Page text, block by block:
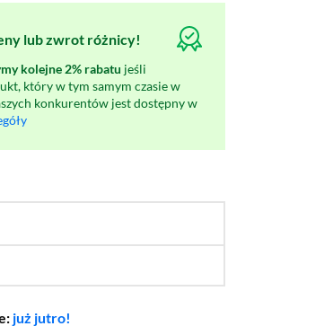
lub zwrot różnicy!
kolejne 2% rabatu jeśli
który w tym samym czasie w
konkurentów jest dostępny w
już jutro!